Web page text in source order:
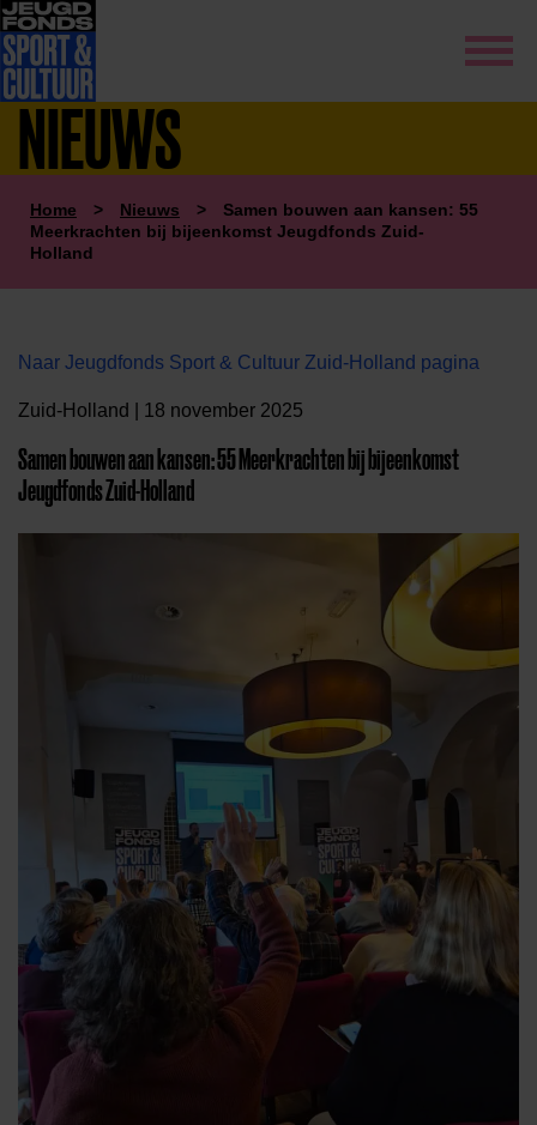
NIEUWS
Home > Nieuws >
Samen bouwen aan kansen: 55
Meerkrachten bij bijeenkomst Jeugdfonds Zuid-
Holland
Naar Jeugdfonds Sport & Cultuur Zuid-Holland pagina
Zuid-Holland | 18 november 2025
Samen bouwen aan kansen: 55 Meerkrachten bij bijeenkomst
Jeugdfonds Zuid-Holland